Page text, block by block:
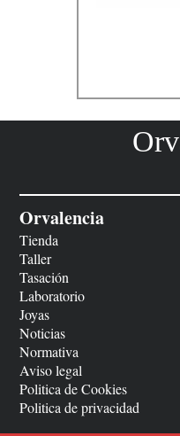
Orvalencia
Tienda
Taller
Tasación
Laboratorio
Joyas
Noticias
Normativa
Aviso legal
Politica de Cookies
Politica de privacidad